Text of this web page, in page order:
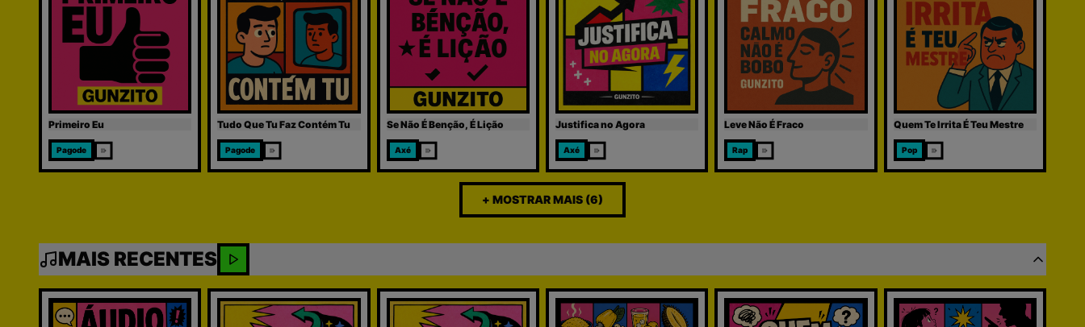
Primeiro Eu
Pagode
Tudo Que Tu Faz Contém Tu
Pagode
Se Não É Benção, É Lição
Axé
Justifica no Agora
Axé
Leve Não É Fraco
Rap
Quem Te Irrita É Teu Mestre
Pop
+ MOSTRAR MAIS (6)
MAIS RECENTES